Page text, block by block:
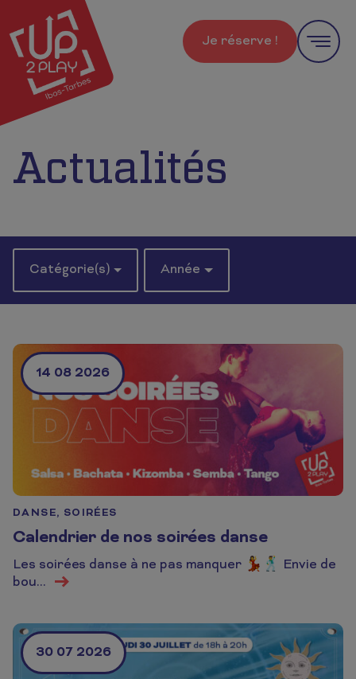
Je réserve !
Actualités
Catégorie(s) Année
14 08 2026
DANSE, SOIRÉES
Calendrier de nos soirées danse
Les soirées danse à ne pas manquer 💃🕺 Envie de
bou...
En savoir plus
30 07 2026